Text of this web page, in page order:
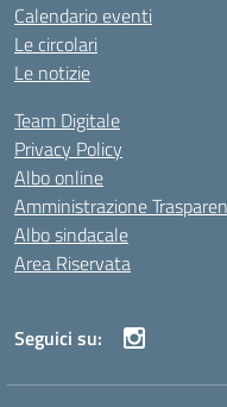
Calendario eventi
Le circolari
Le notizie
Team Digitale
Privacy Policy
Albo online
Amministrazione
Albo sindacale
Area Riservata
Seguici su: